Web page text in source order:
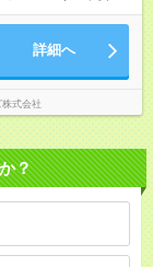
詳細へ
式会社
？